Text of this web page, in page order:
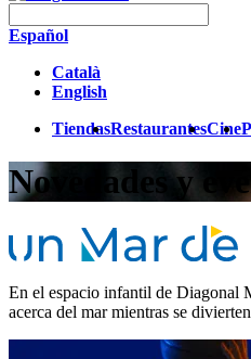
Español
Català
English
TiendasRestaurantesCine
Novedades y
En el espacio infantil de Diagonal
acerca del mar mientras se